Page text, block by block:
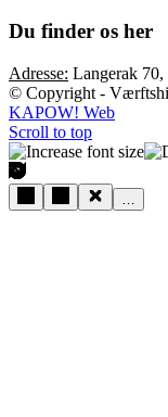
Du finder os her
Adresse: Langerak 70,
© Copyright -
KAPOW! Web
Scroll to top
…